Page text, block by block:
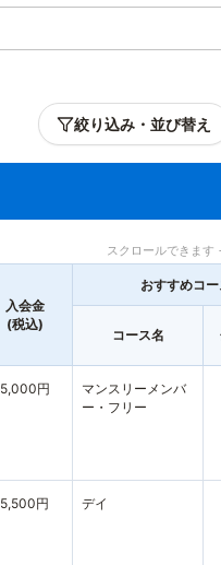
絞り込み・並び替え
スクロールできます
入会金
(税込)
おすすめコー
コース名
5,000円
マンスリーメンバ
ー・フリー
5,500円 デイ